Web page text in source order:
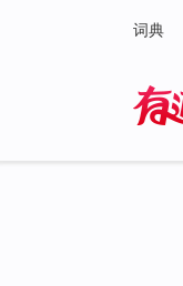
词典